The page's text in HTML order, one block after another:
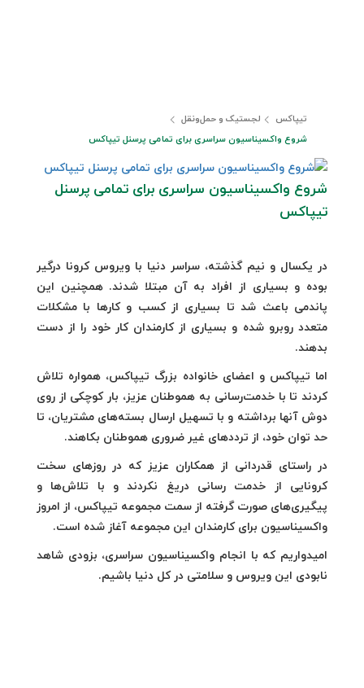
تیپاکس
لجستیک و حمل‎‌و‎نقل
شروع واکسیناسیون سراسری برای تمامی پرسنل تیپاکس
شروع واکسیناسیون سراسری برای تمامی پرسنل
تیپاکس
در یکسال و نیم گذشته، سراسر دنیا با ویروس کرونا درگیر
بوده و بسیاری از افراد به آن مبتلا شدند. همچنین این
پاندمی باعث شد تا بسیاری از کسب و کارها با مشکلات
متعدد روبرو شده و بسیاری از کارمندان کار خود را از دست
بدهند.
اما تیپاکس و اعضای خانواده بزرگ تیپاکس، همواره تلاش
کردند تا با خدمت‌رسانی به هموطنان عزیز، بار کوچکی از روی
دوش آنها برداشته و با تسهیل ارسال بسته‌های مشتریان، تا
حد توان خود، از ترددهای غیر ضروری هموطنان بکاهند.
در راستای قدردانی از همکاران عزیز که در روزهای سخت
کرونایی از خدمت رسانی دریغ نکردند و با تلاش‌ها و
پیگیری‌های صورت گرفته از سمت مجموعه تیپاکس، از امروز
واکسیناسیون برای کارمندان این مجموعه آغاز شده است.
امیدواریم که با انجام واکسیناسیون سراسری، بزودی شاهد
نابودی این ویروس و سلامتی در کل دنیا باشیم.